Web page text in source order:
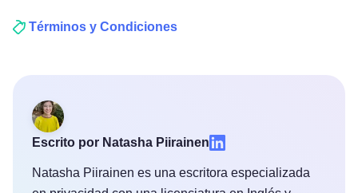
Términos y Condiciones
Escrito por Natasha Piirainen
Natasha Piirainen es una escritora especializada